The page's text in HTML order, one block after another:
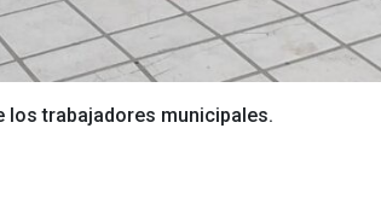
los trabajadores municipales.